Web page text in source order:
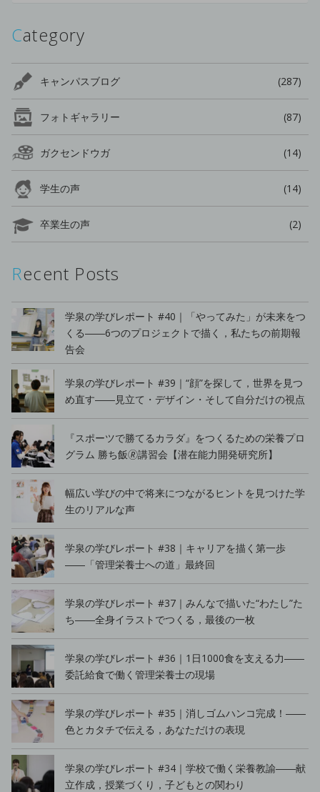
Category
キャンパスブログ (287)
フォトギャラリー (87)
ガクセンドウガ (14)
学生の声 (14)
卒業生の声 (2)
Recent Posts
学泉の学びレポート #40｜「やってみた」が未来をつ
くる――6つのプロジェクトで描く，私たちの前期報
告会
学泉の学びレポート #39｜“顔”を探して，世界を見つ
め直す――見立て・デザイン・そして自分だけの視点
『スポーツで勝てるカラダ』をつくるための栄養プロ
グラム 勝ち飯🄬講習会【潜在能力開発研究所】
幅広い学びの中で将来につながるヒントを見つけた学
生のリアルな声
学泉の学びレポート #38｜キャリアを描く第一歩
――「管理栄養士への道」最終回
学泉の学びレポート #37｜みんなで描いた“わたし”た
ち――全身イラストでつくる，最後の一枚
学泉の学びレポート #36｜1日1000食を支える力――
委託給食で働く管理栄養士の現場
学泉の学びレポート #35｜消しゴムハンコ完成！――
色とカタチで伝える，あなただけの表現
学泉の学びレポート #34｜学校で働く栄養教諭――献
立作成，授業づくり，子どもとの関わり